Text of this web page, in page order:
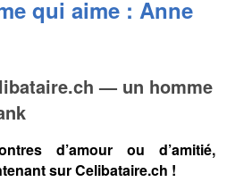
qui aime : Anne
— un homme
d’amour ou d’amitié,
sur Celibataire.ch !